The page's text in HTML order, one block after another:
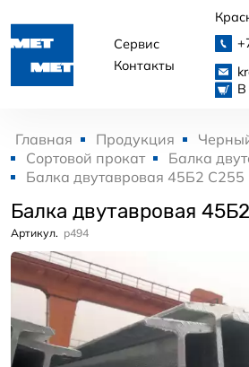
Сервис
Контакты
В
Главная Продукция
Сортовой прокат
Балка
Балка двутавровая 45Б2 С255
Балка двутавровая
Артикул. p494